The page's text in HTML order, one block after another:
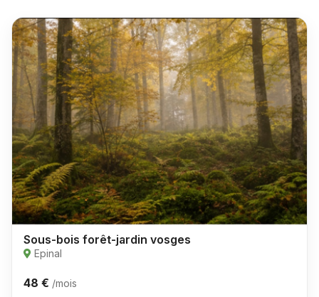
Sous-bois forêt-jardin vosges
Epinal
48 € /mois